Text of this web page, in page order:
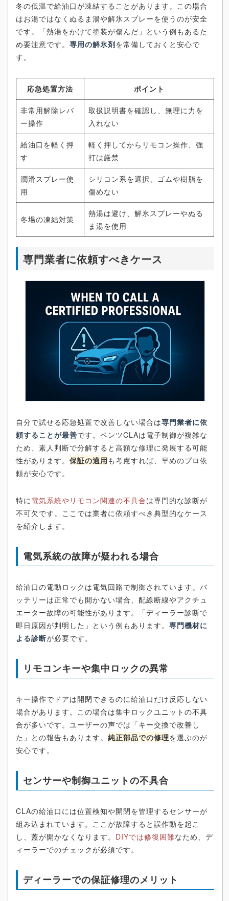
冬の低温で給油口が凍結することがあります。この場合
はお湯ではなくぬるま湯や解氷スプレーを使うのが安全
です。「熱湯をかけて塗装が傷んだ」という例もあるた
め要注意です。 専用の解氷剤を常備しておくと安心で
す。
応急処置方法 ポイント
非常用解除レバ
ー操作
取扱説明書を確認し、無理に力を
入れない
給油口を軽く押
す
軽く押してからリモコン操作、強
打は厳禁
潤滑スプレー使
用
シリコン系を選択、ゴムや樹脂を
傷めない
冬場の凍結対策
熱湯は避け、解氷スプレーやぬる
ま湯を使用
専門業者に依頼すべきケース
自分で試せる応急処置で改善しない場合は専門業者に依
頼することが最善です。ベンツCLAは電子制御が複雑な
ため、素人判断で分解すると高額な修理に発展する可能
性があります。 保証の適用 も考慮すれば、早めのプロ依
頼が安心です。
特に 電気系統やリモコン関連の不具合は専門的な診断が
不可欠です。ここでは業者に依頼すべき典型的なケース
を紹介します。
電気系統の故障が疑われる場合
給油口の電動ロックは電気回路で制御されています。バ
ッテリーは正常でも開かない場合、配線断線やアクチュ
エーター故障の可能性があります。「ディーラー診断で
即日原因が判明した」という例もあります。 専門機材に
よる診断が必要です。
リモコンキーや集中ロックの異常
キー操作でドアは開閉できるのに給油口だけ反応しない
場合があります。この場合は集中ロックユニットの不具
合が多いです。ユーザーの声では「キー交換で改善し
た」との報告もあります。 純正部品での修理を選ぶのが
安心です。
センサーや制御ユニットの不具合
CLAの給油口には位置検知や開閉を管理するセンサーが
組み込まれています。ここが故障すると誤作動を起こ
し、蓋が開かなくなります。 DIYでは修復困難なため、デ
ィーラーでのチェックが必須です。
ディーラーでの保証修理のメリット